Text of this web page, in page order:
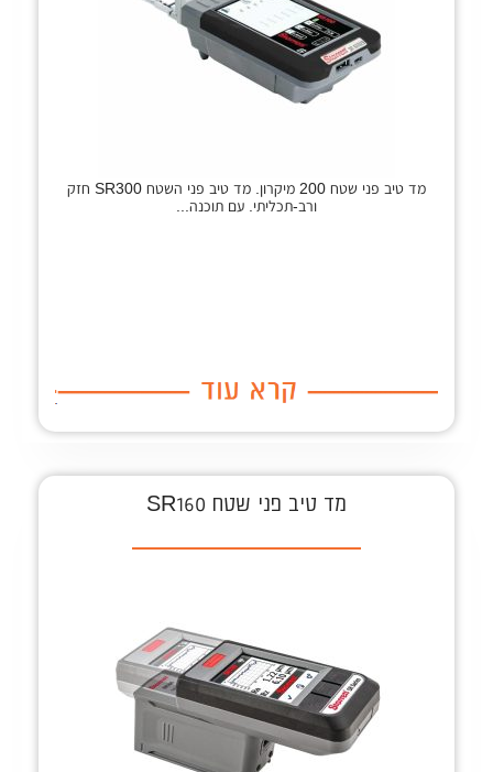
מד טיב פני שטח 200 מיקרון. מד טיב פני השטח SR300 חזק
ורב-תכליתי. עם תוכנה...
מד טיב פני שטח SR160